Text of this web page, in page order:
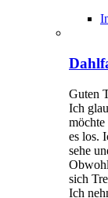
Guten
Ich
es los.
sehe
sich
Ich